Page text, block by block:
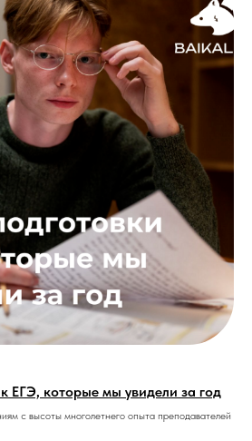
ЕГЭ, которые мы увидели за год
с высоты многолетнего опыта преподавателей